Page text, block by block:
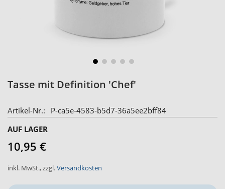
Tasse mit Definition 'Chef'
Artikel-Nr.
P-ca5e-4583-b5d7-36a5ee2bff84
AUF LAGER
10,95 €
inkl. MwSt.,zzgl.Versandkosten
Anfang
Bildergalerie
springen